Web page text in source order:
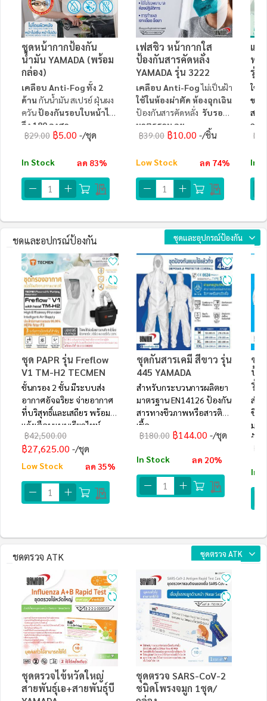
ชุดหน้ากากป้องกัน
น้ำมัน YAMADA (พร้อม
กล่อง)
เคลือบ Anti-Fog ทั้ง 2
ด้าน กันน้ำมัน สเปรย์ ฝุ่นผง
ควันป้องกันรอบใบหน้าได้
ถึง 180 องศา
฿29.00 ฿5.00 /ชุด
In Stock ลด 83%
เฟสชิว หน้ากากใส
ป้องกันสารคัดหลั่ง
YAMADA รุ่น 3222
เคลือบ Anti-Fogไม่เป็นฝ้า
ใช้ในห้องผ่าตัด ห้องฉุกเฉิน
ป้องกันสารคัดหลั่ง รับรอง
มาตรฐาน อย.
฿39.00 ฿10.00 /ชิ้น
Low Stock ลด 74%
แว่
ทา
รุ่น
ใช้ส
ของ
สาร
การ
฿
In
ชุดและอุปกรณ์ป้องกัน ชุดและอุปกรณ์ป้องกัน
ชุด PAPR รุ่น Freflow
V1 TM-H2 TECMEN
ชั้นกรอง 2 ชั้น มีระบบส่ง
อากาศอัจฉริยะ จ่ายอากาศ
ที่บริสุทธิ์และเสถียร พร้อม
แจ้งเตือนแบบเรียลไทม์
฿42,500.00
฿27,625.00 /ชุด
Low Stock ลด 35%
ชุดกันสารเคมี สีขาว รุ่น
445 YAMADA
สำหรับกระบวนการผลิตยา
มาตรฐาน EN14126 ป้องกัน
สารทางชีวภาพหรือสารติด
เชื้อ
฿180.00 ฿144.00 /ชุด
In Stock ลด 20%
ชุด
ป้อ
รุ่น
สำ
ชีว
มาต
ป้อ
฿
In
ชุดตรวจ ATK ชุดตรวจ ATK
ชุดตรวจไข้หวัดใหญ่
สายพันธุ์เอ+สายพันธุ์บี
ชุดตรวจ SARS-CoV-2
ชนิดโพรงจมูก 1ชุด/